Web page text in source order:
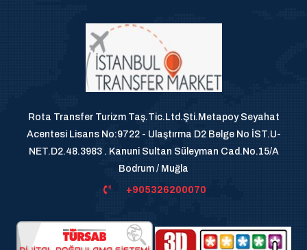
Rota Transfer Turizm Taş.Tic.Ltd.Şti.Metapoy Seyahat
Acentesi Lisans No:9722 - Ulaştırma D2 Belge No İST.U-
NET.D2.48.3983 . Kanuni Sultan Süleyman Cad.No.15/A
Bodrum / Muğla
+905326200070